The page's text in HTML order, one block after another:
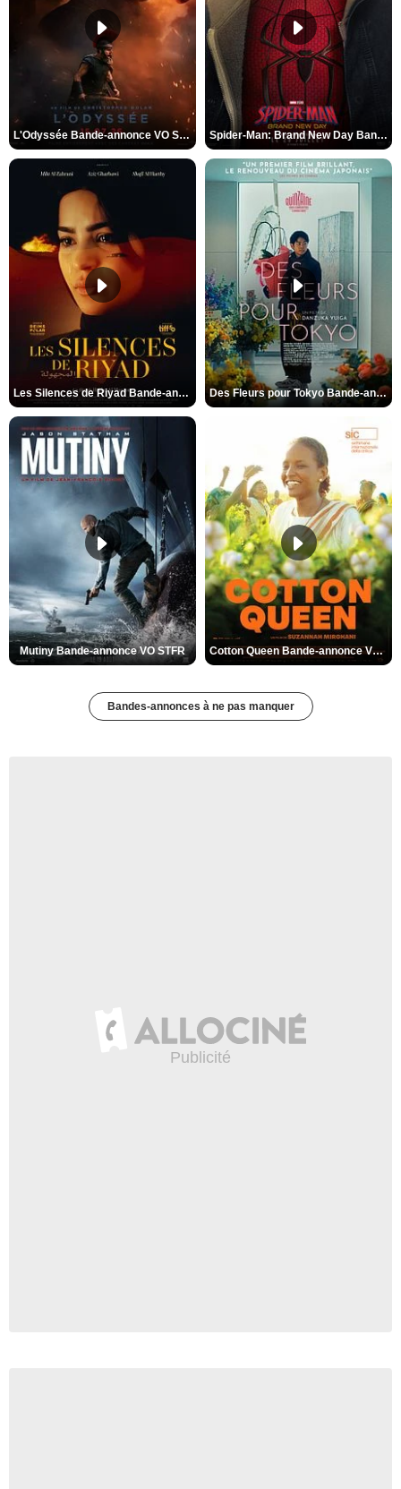
L'Odyssée Bande-annonce VO STFR Spider-Man: Brand New Day Bande-annonce VO STFR
Les Silences de Riyad Bande-annonce VO STFR Des Fleurs pour Tokyo Bande-annonce VO STFR
Mutiny Bande-annonce VO STFR Cotton Queen Bande-annonce VO STFR
Bandes-annonces à ne pas manquer